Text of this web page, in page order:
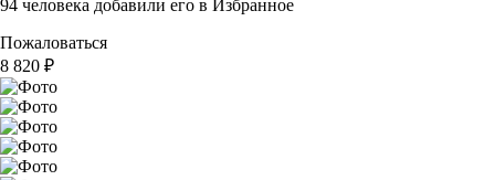
94 человека добавили его в Избранное
Пожаловаться
8 820 ₽